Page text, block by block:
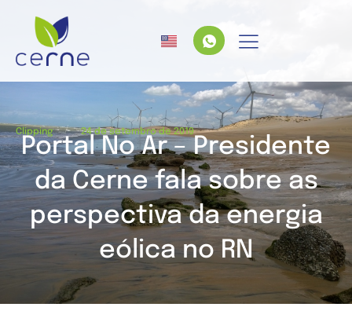
Clipping / 24 de setembro de 2019
Portal No Ar – Presidente
da Cerne fala sobre as
perspectiva da energia
eólica no RN